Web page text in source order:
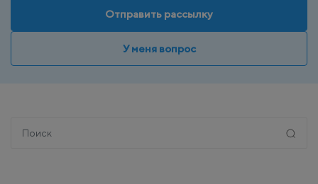
Отправить рассылку
У меня вопрос